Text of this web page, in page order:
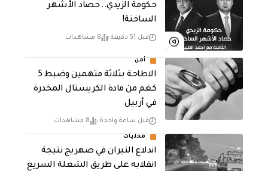
حكومة الزيدي.. حصاد الأشهر
الساخنة!
قبل 51 دقيقة 8 مشاهدات
أمن
الاطاحة بثلاثة متهمين وضبط 5
كغم من مادة الكريستال المخدرة ​
في أربيل
قبل ساعة واحدة 8 مشاهدات
محليات
اندلاع النيران في صهريج نتيجة
انقلابه على طريق الشعلة السريع